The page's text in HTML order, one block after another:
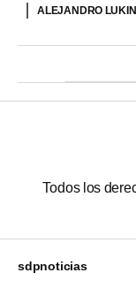
ALEJANDRO
Todos los
sdpnoticias